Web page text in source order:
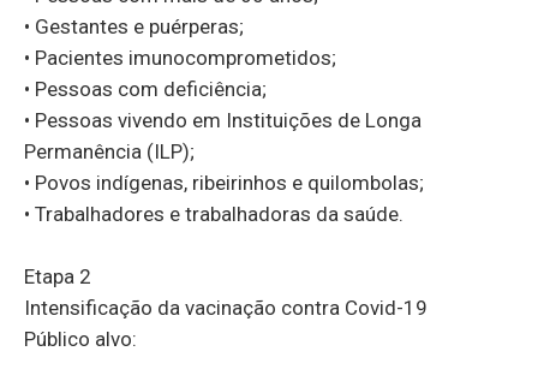
• Gestantes e puérperas;
• Pacientes imunocomprometidos;
• Pessoas com deficiência;
• Pessoas vivendo em Instituições de Longa
Permanência (ILP);
• Povos indígenas, ribeirinhos e quilombolas;
• Trabalhadores e trabalhadoras da saúde.
Etapa 2
Intensificação da vacinação contra Covid-19
Público alvo: